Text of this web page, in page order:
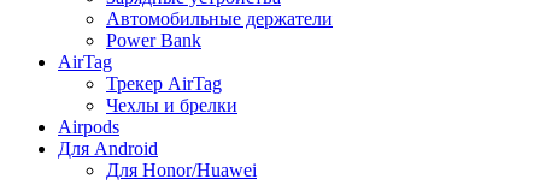
Автомобильные держатели
Power Bank
AirTag
Трекер AirTag
Чехлы и брелки
Airpods
Для Android
Для Honor/Huawei